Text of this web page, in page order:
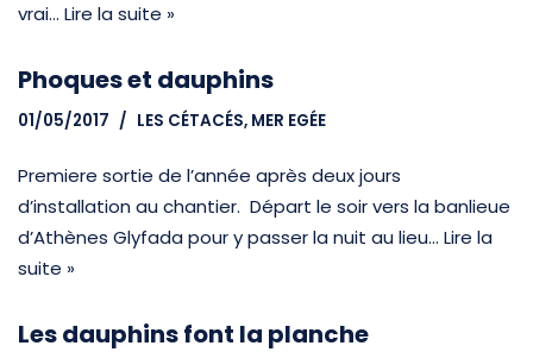
vrai… Lire la suite »
Phoques et dauphins
01/05/2017 LES CÉTACÉS, MER EGÉE
Premiere sortie de l’année après deux jours
d’installation au chantier. Départ le soir vers la banlieue
d’Athènes Glyfada pour y passer la nuit au lieu… Lire la
suite »
Les dauphins font la planche